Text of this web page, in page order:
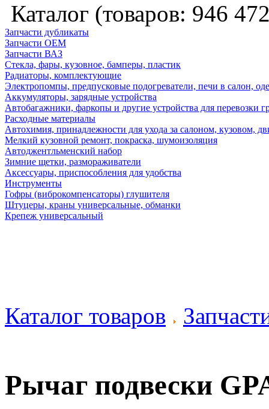
Каталог (товаров: 946
Запчасти дубликаты
Запчасти ОЕМ
Запчасти ВАЗ
Стекла, фары, кузовное, бамперы, пластик
Радиаторы, комплектующие
Электропомпы, предпусковые подогреватели, печи в салон,
Аккумуляторы, зарядные устройства
Автобагажники, фаркопы и другие устройства для перевозки
Расходные материалы
Автохимия, принадлежности для ухода за салоном, кузовом,
Мелкий кузовной ремонт, покраска, шумоизоляция
Автоджентльменский набор
Зимние щетки, размораживатели
Аксессуары, приспособления для удобства
Инструменты
Гофры (виброкомпенсаторы) глушителя
Штуцеры, краны универсальные, обманки
Крепеж универсальный
Каталог товаров
Рычаг подвески